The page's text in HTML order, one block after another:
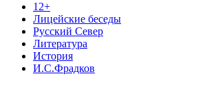
12+
Лицейские беседы
Русский Север
Литература
История
И.С.Фрадков